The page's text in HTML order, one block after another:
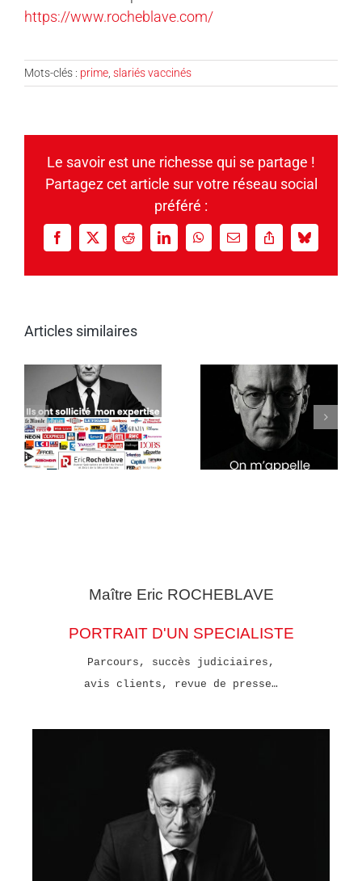
https://www.rocheblave.com/
Mots-clés : prime slariés vaccinés
Le savoir est une richesse qui se partage !
Partagez cet article sur votre réseau social
préféré :
Facebook
X RedditLinkedInWhatsApp
Email
Copy
Link
Bluesky
Articles similaires
Maître Eric ROCHEBLAVE
PORTRAIT D'UN SPECIALISTE
Parcours, succès judiciaires,
avis clients, revue de presse…